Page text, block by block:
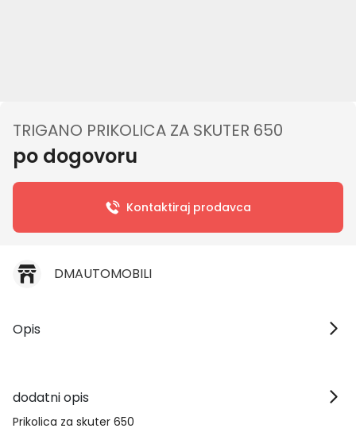
TRIGANO PRIKOLICA ZA SKUTER 650
po dogovoru
Kontaktiraj prodavca
DMAUTOMOBILI
Opis
dodatni opis
Prikolica za skuter 650